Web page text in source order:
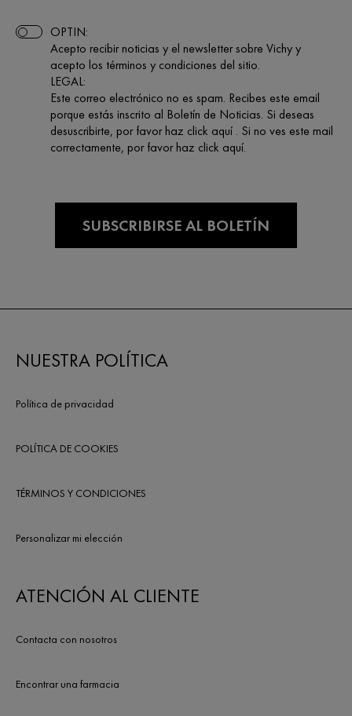
OPTIN:
Acepto recibir noticias y el newsletter sobre Vichy y
acepto los términos y condiciones del sitio.
LEGAL:
Este correo electrónico no es spam. Recibes este email
porque estás inscrito al Boletín de Noticias. Si deseas
desuscribirte, por favor haz click aquí . Si no ves este mail
correctamente, por favor haz click aquí.
NUESTRA POLÍTICA
Política de privacidad
POLÍTICA DE COOKIES
TÉRMINOS Y CONDICIONES
Personalizar mi elección
ATENCIÓN AL CLIENTE
Contacta con nosotros
Encontrar una farmacia